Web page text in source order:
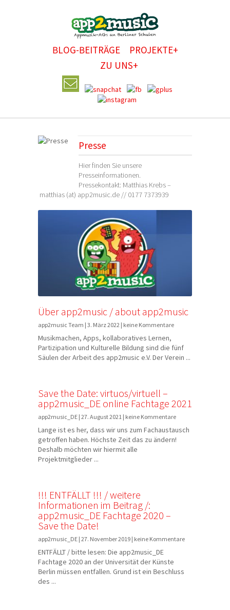
BLOG-BEITRÄGE
PROJEKTE+
ZU UNS+
Presse
Hier finden Sie unsere
Presseinformationen.
Pressekontakt: Matthias Krebs –
matthias (at) app2music.de // 0177 7373939
Über app2music / about app2music
app2music Team | 3. März 2022 | keine Kommentare
Musikmachen, Apps, kollaboratives Lernen,
Partizipation und Kulturelle Bildung sind die fünf
Säulen der Arbeit des app2music e.V. Der Verein ...
Save the Date: virtuos/virtuell –
app2music_DE online Fachtage 2021
app2music_DE | 27. August 2021 | keine Kommentare
Lange ist es her, dass wir uns zum Fachaustausch
getroffen haben. Höchste Zeit das zu ändern!
Deshalb möchten wir hiermit alle
Projektmitglieder ...
!!! ENTFÄLLT !!! / weitere
Informationen im Beitrag /:
app2music_DE Fachtage 2020 –
Save the Date!
app2music_DE | 27. November 2019 | keine Kommentare
ENTFÄLLT / bitte lesen: Die app2music_DE
Fachtage 2020 an der Universität der Künste
Berlin müssen entfallen. Grund ist ein Beschluss
des ...